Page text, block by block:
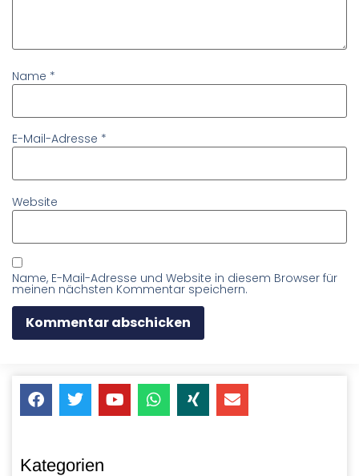
Name *
E-Mail-Adresse *
Website
Name, E-Mail-Adresse und Website in diesem Browser für
meinen nächsten Kommentar speichern.
Kategorien